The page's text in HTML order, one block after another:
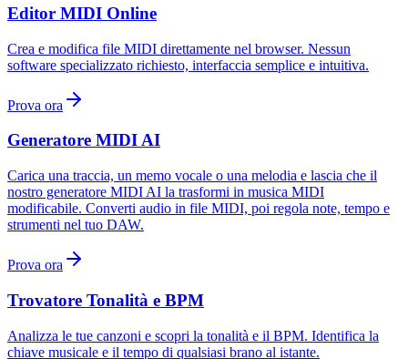
Editor MIDI Online
Crea e modifica file MIDI direttamente nel browser. Nessun
software specializzato richiesto, interfaccia semplice e intuitiva.
Prova ora
Generatore MIDI AI
Carica una traccia, un memo vocale o una melodia e lascia che il
nostro generatore MIDI AI la trasformi in musica MIDI
modificabile. Converti audio in file MIDI, poi regola note, tempo e
strumenti nel tuo DAW.
Prova ora
Trovatore Tonalità e BPM
Analizza le tue canzoni e scopri la tonalità e il BPM. Identifica la
chiave musicale e il tempo di qualsiasi brano al istante.